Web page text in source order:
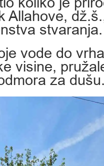
Allahove,
stvaranja.
vode do
visine,
za